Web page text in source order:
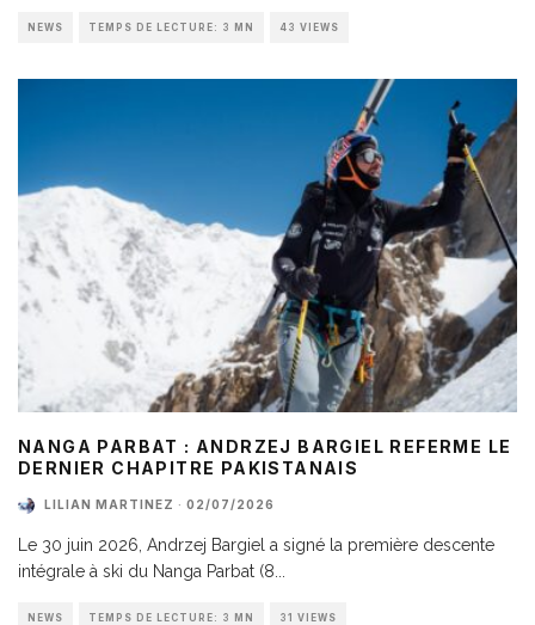
NEWS TEMPS DE LECTURE: 3 MN 43 VIEWS
NANGA PARBAT : ANDRZEJ BARGIEL REFERME LE
DERNIER CHAPITRE PAKISTANAIS
LILIAN MARTINEZ · 02/07/2026
Le 30 juin 2026, Andrzej Bargiel a signé la première descente
intégrale à ski du Nanga Parbat (8
NEWS TEMPS DE LECTURE: 3 MN 31 VIEWS